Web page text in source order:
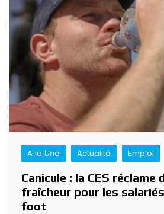
A la Une Actualité Emploi
Canicule : la CES réclame
fraîcheur pour les
foot